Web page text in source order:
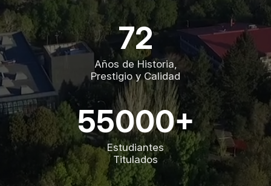
72
Años de Historia,
Prestigio y Calidad
55000+
Estudiantes
Titulados